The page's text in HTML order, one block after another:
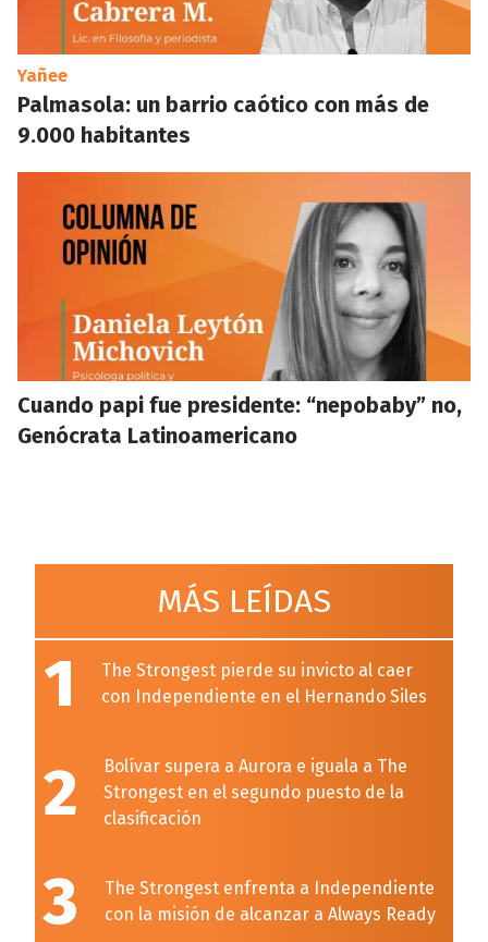
Yañee
Palmasola: un barrio caótico con más de
9.000 habitantes
Cuando papi fue presidente: “nepobaby” no,
Genócrata Latinoamericano
MÁS LEÍDAS
1
The Strongest pierde su invicto al caer
con Independiente en el Hernando Siles
2
Bolívar supera a Aurora e iguala a The
Strongest en el segundo puesto de la
clasificación
3
The Strongest enfrenta a Independiente
con la misión de alcanzar a Always Ready